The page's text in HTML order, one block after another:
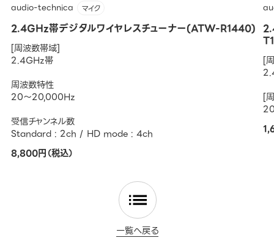
audio-technica マイク
2.4GHz帯デジタルワイヤレスチューナー(ATW-R1440)
[周波数帯域]
2.4GHz帯
周波数特性
20～20,000Hz
受信チャンネル数
Standard : 2ch / HD mode : 4ch
8,800円（税込）
[
[
一覧へ戻る